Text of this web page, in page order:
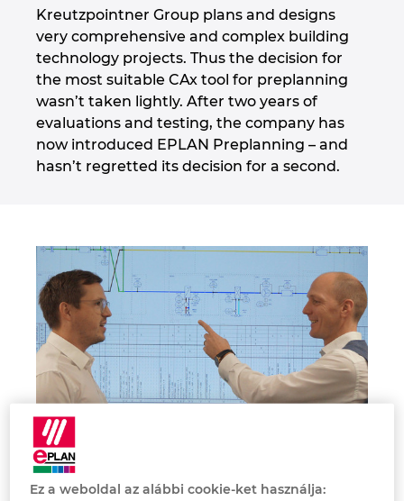
Kreutzpointner Group plans and designs
very comprehensive and complex building
technology projects. Thus the decision for
the most suitable CAx tool for preplanning
wasn’t taken lightly. After two years of
evaluations and testing, the company has
now introduced EPLAN Preplanning – and
hasn’t regretted its decision for a second.
Alois Achleitner, head of I&C Building Automation (at right)
and integration planner Johannes Krittl (at left) were the
driving forces behind the selection of EPLAN Preplanning.
Colombia
Croatia
Czech Republic
Denmark
Germany
Greece
Hungary
India
Indonesia
Ez a weboldal az alábbi cookie-ket használja: